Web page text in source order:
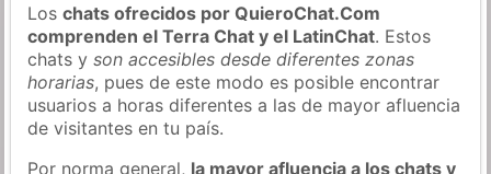
Loschats ofrecidos por QuieroChat.Com
comprenden el Terra Chat y el LatinChat. Estos
chats yson accesibles desde diferentes zonas
horarias, pues de este modo es posible encontrar
usuarios a horas diferentes a las de mayor afluencia
de visitantes en tu país.
Por norma general, la mayor afluencia a los chats y